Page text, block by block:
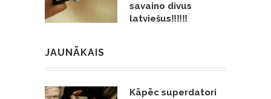
savaino divus
latviešus‼️‼️‼️
JAUNĀKAIS
Kāpēc superdatori